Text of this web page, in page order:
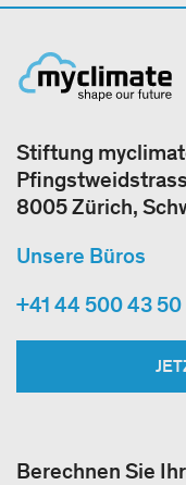
Stiftung
8005 Zürich,
Unsere Büros
+41 44 500 43 50
Berechnen Sie